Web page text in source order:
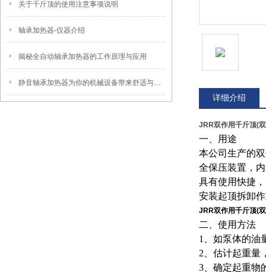
关于千斤顶的使用注意事项说明
轴承加热器-仪器介绍
揭秘全自动轴承加热器的工作原理与应用
静音轴承加热器为你的机械设备带来舒适与效率
详细介绍
JRR双作用千斤顶(
一、用途
本公司生产的
全保压装置，
具有使用快捷
安装起顶拆卸
JRR双作用千斤顶(
二、使用方法
1、如泵体的油
2、估计起重量
3、确定起重物